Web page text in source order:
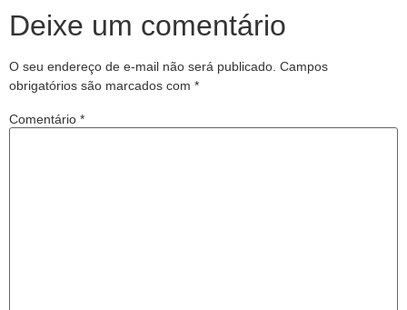
Deixe um comentário
O seu endereço de e-mail não será publicado. Campos
obrigatórios são marcados com *
Comentário *